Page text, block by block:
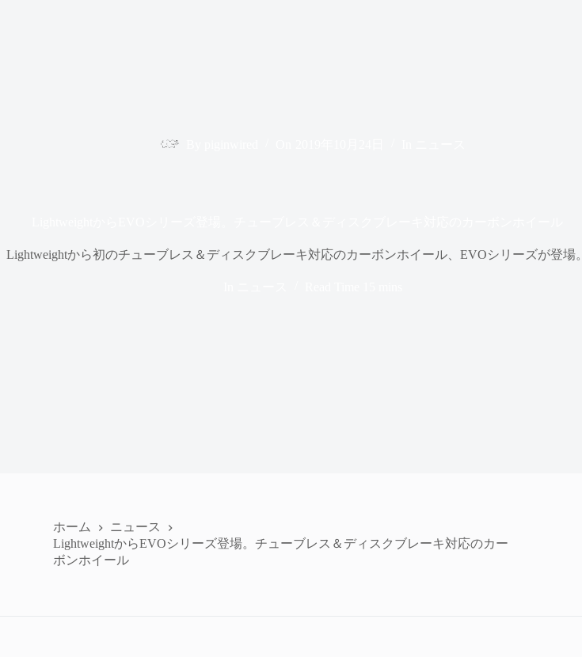
Lightweightから初のチューブレス＆ディスクブレーキ対応のカーボンホイール、EVOシリーズが登場。
ホーム
ニュース
LightweightからEVOシリーズ登場。チューブレス＆ディスクブレーキ対応のカー
ボンホイール